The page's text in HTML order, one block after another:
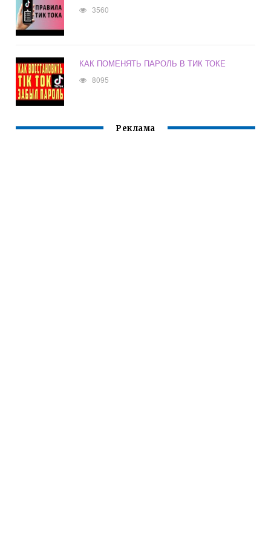
3560
КАК ПОМЕНЯТЬ ПАРОЛЬ В ТИК ТОКЕ
8095
Реклама